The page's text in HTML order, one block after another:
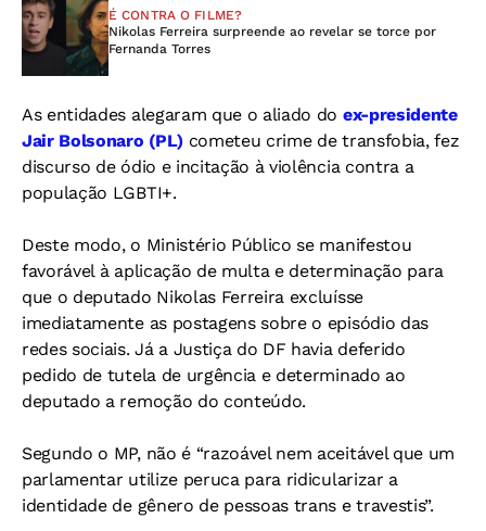
É CONTRA O FILME?
Nikolas Ferreira surpreende ao revelar se torce por
Fernanda Torres
As entidades alegaram que o aliado do ex-presidente
Jair Bolsonaro (PL) cometeu crime de transfobia, fez
discurso de ódio e incitação à violência contra a
população LGBTI+.
Deste modo, o Ministério Público se manifestou
favorável à aplicação de multa e determinação para
que o deputado Nikolas Ferreira excluísse
imediatamente as postagens sobre o episódio das
redes sociais. Já a Justiça do DF havia deferido
pedido de tutela de urgência e determinado ao
deputado a remoção do conteúdo.
Segundo o MP, não é “razoável nem aceitável que um
parlamentar utilize peruca para ridicularizar a
identidade de gênero de pessoas trans e travestis”.